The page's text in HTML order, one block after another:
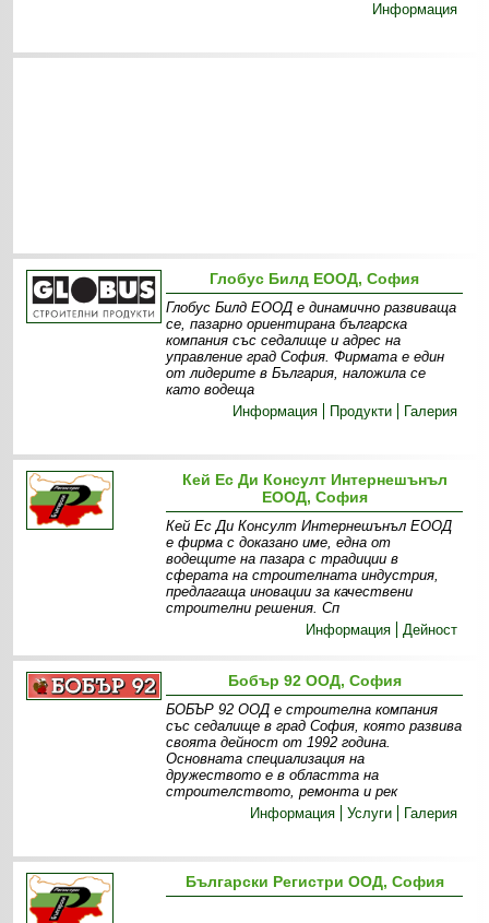
Информация
Глобус Билд ЕООД, София
Глобус Билд ЕООД е динамично развиваща
се, пазарно ориентирана българска
компания със седалище и адрес на
управление град София. Фирмата е един
от лидерите в България, наложила се
като водеща
Информация
Продукти Галерия
Кей Ес Ди Консулт Интернешънъл
ЕООД, София
Кей Ес Ди Консулт Интернешънъл ЕООД
е фирма с доказано име, една от
водещите на пазара с традиции в
сферата на строителната индустрия,
предлагаща иновации за качествени
строителни решения. Сп
Информация
Дейност
Бобър 92 ООД, София
БОБЪР 92 ООД е строителна компания
със седалище в град София, която развива
своята дейност от 1992 година.
Основната специализация на
дружеството е в областта на
строителството, ремонта и рек
Информация
Услуги Галерия
Български Регистри ООД, София